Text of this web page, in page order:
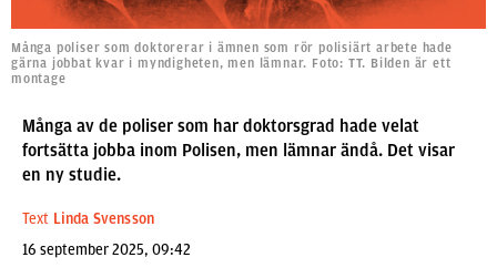
Många poliser som doktorerar i ämnen som rör polisiärt arbete hade
gärna jobbat kvar i myndigheten, men lämnar. Foto: TT. Bilden är ett
montage
Många av de poliser som har doktorsgrad hade velat
fortsätta jobba inom Polisen, men lämnar ändå. Det visar
en ny studie.
Text Linda Svensson
16 september 2025, 09:42